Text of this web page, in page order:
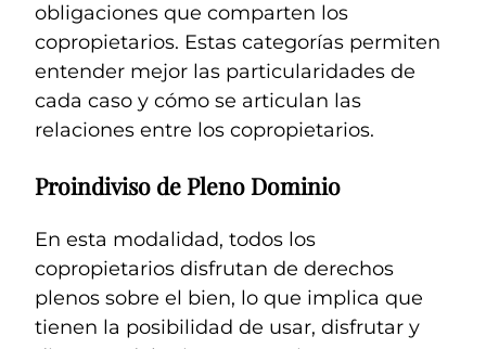
obligaciones que comparten los
copropietarios. Estas categorías permiten
entender mejor las particularidades de
cada caso y cómo se articulan las
relaciones entre los copropietarios.
Proindiviso de Pleno Dominio
En esta modalidad, todos los
copropietarios disfrutan de derechos
plenos sobre el bien, lo que implica que
tienen la posibilidad de usar, disfrutar y